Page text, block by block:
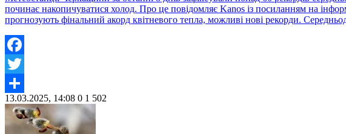
починає накопичуватися холод. Про це повідомляє Kanos із посиланням на
прогнозують фінальний акорд квітневого тепла, можливі нові рекорди.
Facebook
Twitter
Share
13.03.2025, 14:08 0 1 502